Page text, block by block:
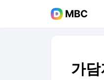
MBC
가